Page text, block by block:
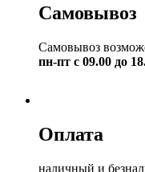
Самовывоз
Самовывоз
пн-пт с 09.00 до
Оплата
наличный и